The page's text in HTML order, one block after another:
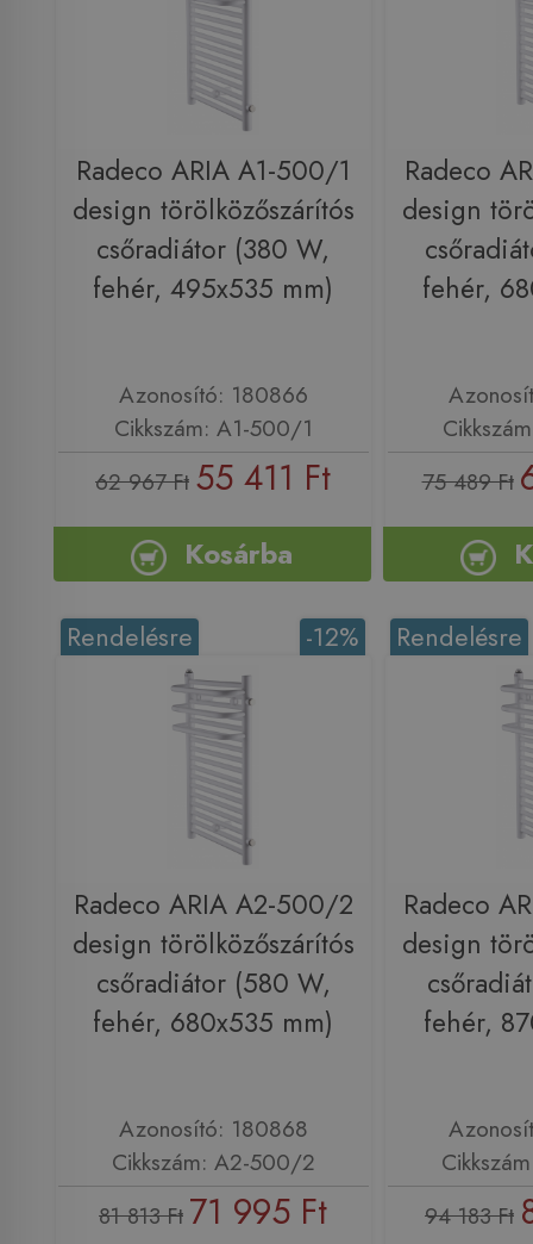
Radeco ARIA A1-500/1
design törölközőszárítós
csőradiátor (380 W,
fehér, 495x535 mm)
Azonosító: 180866
Cikkszám: A1-500/1
62 967 Ft 55 411 Ft
Kosárba
Radeco
design
fehér,
75 489 Ft
-12%
Rendelésre
Radeco ARIA A2-500/2
design törölközőszárítós
csőradiátor (580 W,
fehér, 680x535 mm)
Azonosító: 180868
Cikkszám: A2-500/2
81 813 Ft 71 995 Ft
Rendelésre
Radeco
design
fehér,
94 183 Ft